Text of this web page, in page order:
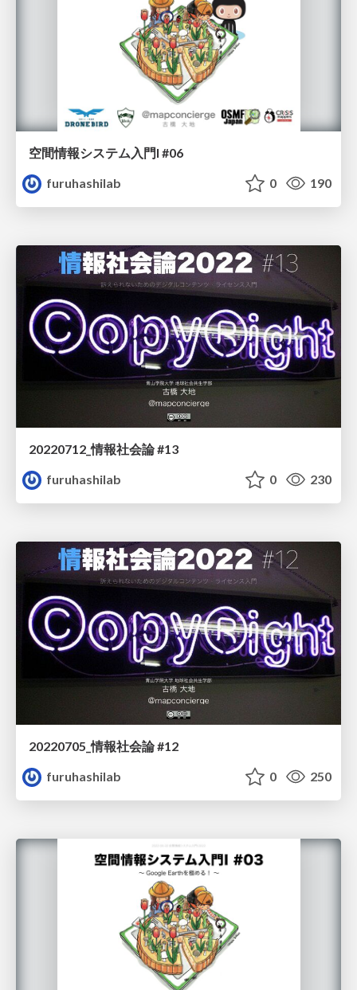
空間情報システム入門I #06
furuhashilab
0 190
20220712_情報社会論 #13
furuhashilab
0 230
20220705_情報社会論 #12
furuhashilab
0 250